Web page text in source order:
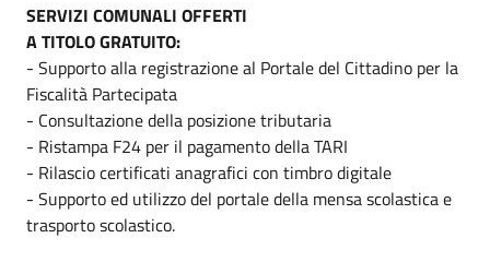
SERVIZI COMUNALI OFFERTI
A TITOLO GRATUITO:
- Supporto alla registrazione al Portale del Cittadino per la
Fiscalità Partecipata
- Consultazione della posizione tributaria
- Ristampa F24 per il pagamento della TARI
- Rilascio certificati anagrafici con timbro digitale
- Supporto ed utilizzo del portale della mensa scolastica e
trasporto scolastico.